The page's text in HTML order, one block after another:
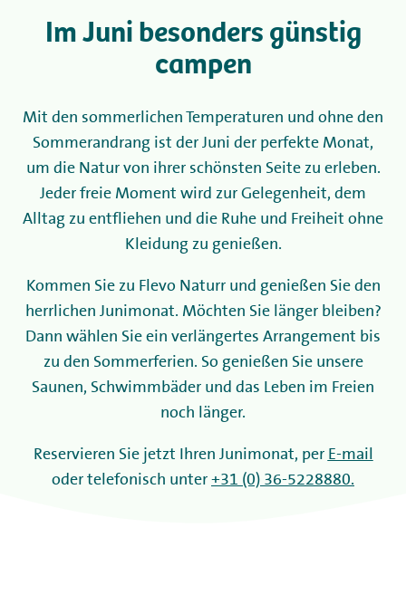
Camping
Wellness
+31 (0) 36 - 522 8880
Informationen für Gäste
Contact
Werken bij
Mijn Flevo Natuur
Im Juni besonders günstig
campen
Mit den sommerlichen Temperaturen und ohne den
Sommerandrang ist der Juni der perfekte Monat,
um die Natur von ihrer schönsten Seite zu erleben.
Jeder freie Moment wird zur Gelegenheit, dem
Alltag zu entfliehen und die Ruhe und Freiheit ohne
Kleidung zu genießen.
Kommen Sie zu Flevo Naturr und genießen Sie den
herrlichen Junimonat. Möchten Sie länger bleiben?
Dann wählen Sie ein verlängertes Arrangement bis
zu den Sommerferien. So genießen Sie unsere
Saunen, Schwimmbäder und das Leben im Freien
noch länger.
Reservieren Sie jetzt Ihren Junimonat, per E-mail
oder telefonisch unter +31 (0) 36-5228880.